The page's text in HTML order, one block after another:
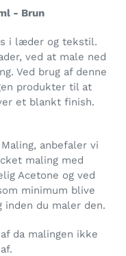
- Brun
i læder og tekstil.
ved at male ned
Ved brug af denne
produkter til at
et blankt finish.
anbefaler vi
maling med
Acetone og ved
minimum blive
inden du maler den.
da malingen ikke